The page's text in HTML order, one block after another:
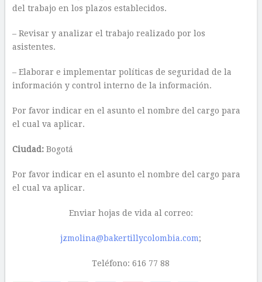
del trabajo en los plazos establecidos.
– Revisar y analizar el trabajo realizado por los
asistentes.
– Elaborar e implementar políticas de seguridad de la
información y control interno de la información.
Por favor indicar en el asunto el nombre del cargo para
el cual va aplicar.
Ciudad: Bogotá
Por favor indicar en el asunto el nombre del cargo para
el cual va aplicar.
Enviar hojas de vida al correo:
jzmolina@bakertillycolombia.com;
Teléfono: 616 77 88